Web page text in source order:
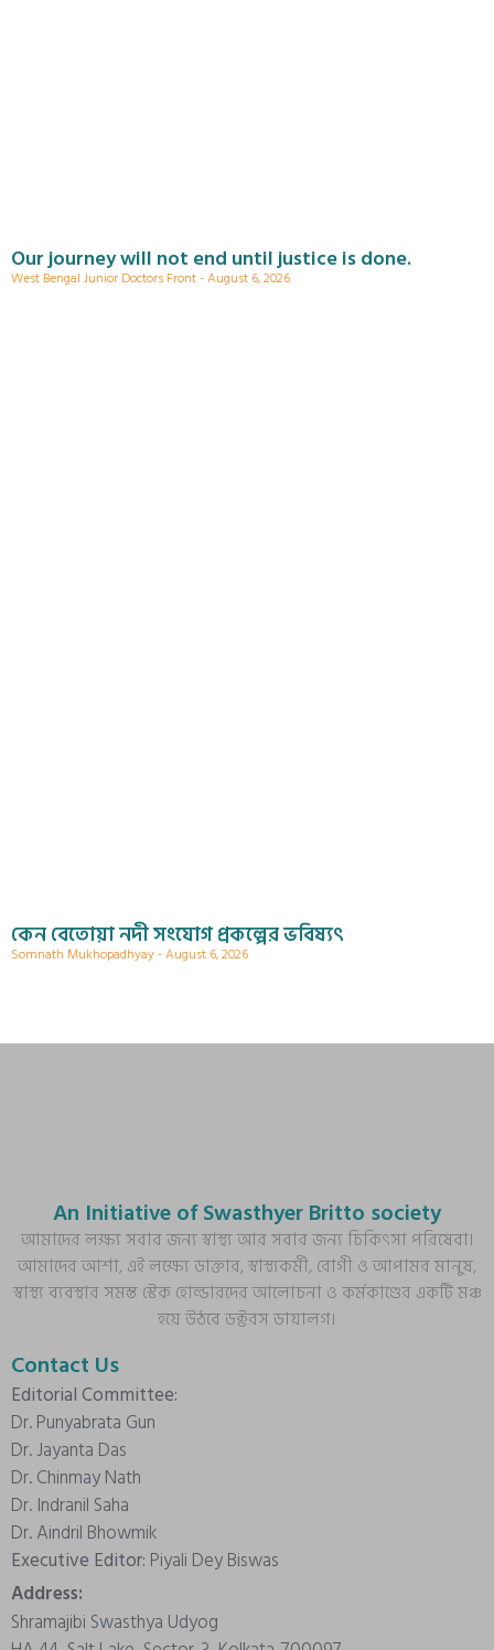
Our journey will not end until justice is done.
West Bengal Junior Doctors Front August 6, 2026
কেন বেতোয়া নদী সংযোগ প্রকল্পের ভবিষ্যৎ
Somnath Mukhopadhyay August 6, 2026
An Initiative of Swasthyer Britto society
আমাদের লক্ষ্য সবার জন্য স্বাস্থ্য আর সবার জন্য চিকিৎসা পরিষেবা।
আমাদের আশা, এই লক্ষ্যে ডাক্তার, স্বাস্থ্যকর্মী, রোগী ও আপামর মানুষ,
স্বাস্থ্য ব্যবস্থার সমস্ত স্টেক হোল্ডারদের আলোচনা ও কর্মকাণ্ডের একটি মঞ্চ
হয়ে উঠবে ডক্টরস ডায়ালগ।
Contact Us
Editorial Committee:
Dr. Punyabrata Gun
Dr. Jayanta Das
Dr. Chinmay Nath
Dr. Indranil Saha
Dr. Aindril Bhowmik
Executive Editor: Piyali Dey Biswas
Address:
Shramajibi Swasthya Udyog